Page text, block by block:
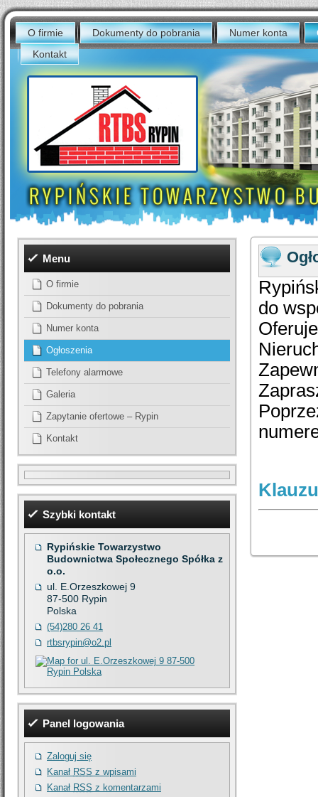
O firmie Dokumenty do pobrania Numer konta
Kontakt
Menu
O firmie
Dokumenty do pobrania
Numer konta
Ogłoszenia
Telefony alarmowe
Galeria
Zapytanie ofertowe – Rypin
Kontakt
Szybki kontakt
Rypińskie Towarzystwo
Budownictwa Społecznego Spółka z
o.o.
ul. E.Orzeszkowej 9
87-500 Rypin
Polska
(54)280 26 41
rtbsrypin@o2.pl
Panel logowania
Zaloguj się
Kanał RSS z wpisami
Kanał RSS z komentarzami
do